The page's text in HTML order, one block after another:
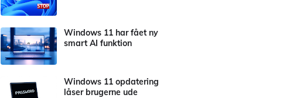
Windows 11 har fået ny
smart AI funktion
Windows 11 opdatering
låser brugerne ude